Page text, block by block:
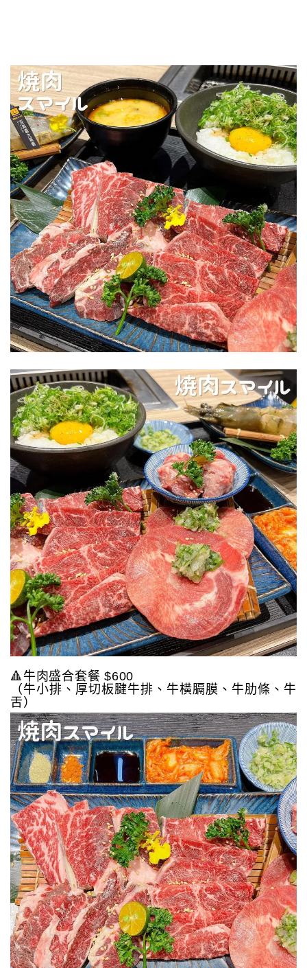
🔺牛肉盛合套餐 $600
（牛小排、厚切板腱牛排、牛橫膈膜、牛肋條、牛
舌）